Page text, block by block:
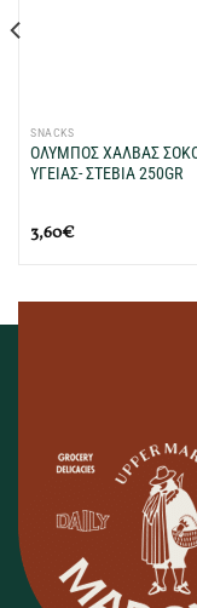
SNACKS
ΟΛΥΜΠΟΣ ΧΑΛΒΑΣ
ΥΓΕΙΑΣ- ΣΤΕΒΙΑ 250GR
3,60€